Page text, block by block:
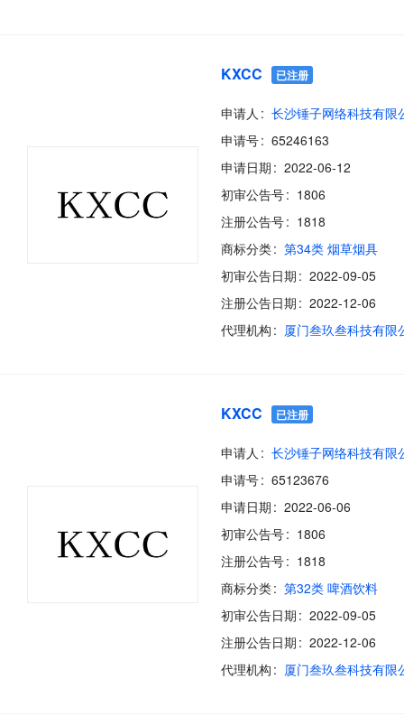
KXCC 已注册
申请人
长沙锤子网络科技有限
申请号
65246163
申请日期
2022-06-12
初审公告号
1806
注册公告号
1818
商标分类
第34类 烟草烟具
初审公告日期
2022-09-05
注册公告日期
2022-12-06
代理机构
厦门叁玖叁科技有限
KXCC 已注册
申请人
长沙锤子网络科技有限
申请号
65123676
申请日期
2022-06-06
初审公告号
1806
注册公告号
1818
商标分类
第32类 啤酒饮料
初审公告日期
2022-09-05
注册公告日期
2022-12-06
代理机构
厦门叁玖叁科技有限